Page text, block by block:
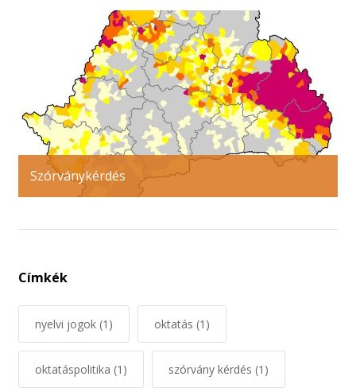
Szórványkérdés
Címkék
nyelvi jogok(1) oktatás (1)
oktatáspolitika (1) szórvány kérdés (1)